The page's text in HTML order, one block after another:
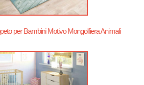
per Bambini Motivo Mongolfiera Animali